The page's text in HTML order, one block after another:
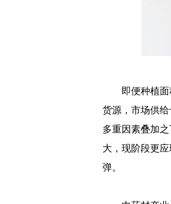
即便种植面
货源，市场供
多重因素叠加
大，现阶段更
弹。